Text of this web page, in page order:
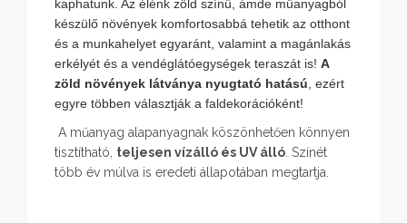
kaphatunk. Az élénk zöld színű, ámde műanyagból
készülő növények komfortosabbá tehetik az otthont
és a munkahelyet egyaránt, valamint a magánlakás
erkélyét és a vendéglátóegységek teraszát is! A
zöld növények látványa nyugtató hatású , ezért
egyre többen választják a faldekorációként!
A műanyag alapanyagnak köszönhetően könnyen
tisztítható, teljesen vízálló és UV álló . Színét
több év múlva is eredeti állapotában megtartja.